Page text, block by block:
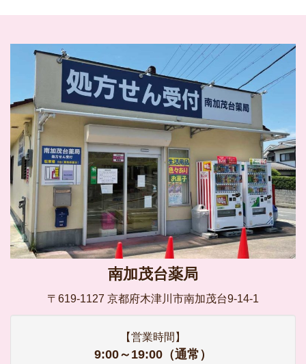
南加茂台薬局
〒619-1127 京都府木津川市南加茂台9-14-1
【営業時間】
9:00～19:00（通常）